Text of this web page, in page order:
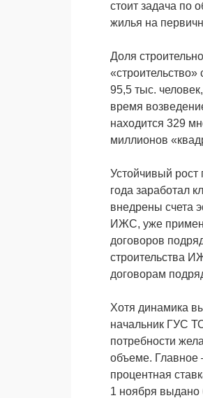
стоит задача по
жилья на
Доля
95,5 тыс.
время
находится 329
миллионов
Устойчивый рост
года заработал
внедрены счета
ИЖС, уже
договоров
строительства
договорам
Хотя динамика
начальник ГУС
потребности
объеме. Главное
процентная
1 ноября выдано